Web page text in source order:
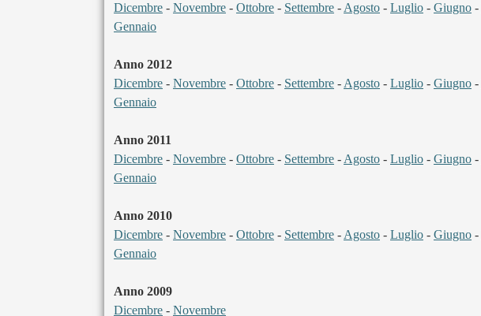
Dicembre - Novembre - Ottobre - Settembre - Agosto - Luglio - Giugno -
Gennaio
Anno 2012
Dicembre - Novembre - Ottobre - Settembre - Agosto - Luglio - Giugno -
Gennaio
Anno 2011
Dicembre - Novembre - Ottobre - Settembre - Agosto - Luglio - Giugno -
Gennaio
Anno 2010
Dicembre - Novembre - Ottobre - Settembre - Agosto - Luglio - Giugno -
Gennaio
Anno 2009
Dicembre - Novembre